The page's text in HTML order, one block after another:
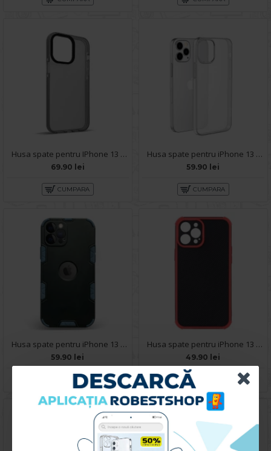
Husa spate pentru IPhone 13 Pro Max- KiLi case Negru
69.90 lei
CUMPARA
Husa spate pentru iPhone 13 Pro Max Hoco Premium - Transparent
59.90 lei
CUMPARA
Husa spate pentru iPhone 13 Pro Max - Mantis Case Verde Negru / Bleu
59.90 lei
CUMPARA
Husa spate pentru iPhone 13 Pro Max - Zip Case Rosu
49.90 lei
CUMPARA